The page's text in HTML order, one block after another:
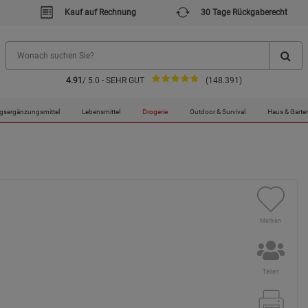
Kauf auf Rechnung 30 Tage Rückgaberecht
4.91 / 5.0 - SEHR GUT (148.391)
Lebensmittel Drogerie Outdoor & Survival Haus &
Merken
Teilen